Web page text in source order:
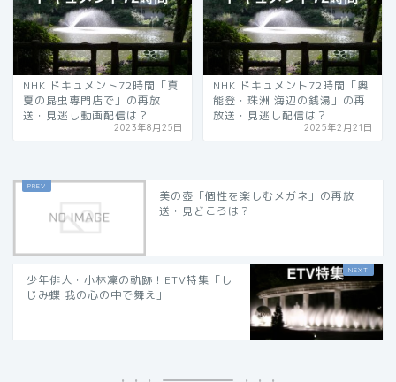
NHK ドキュメント72時間「真
夏の昆虫専門店で」の再放
送・見逃し動画配信は？
2023年8月25日
NHK ドキュメント72時間「奥
能登・珠洲 海辺の銭湯」の再
放送・見逃し配信は？
2025年2月21日
美の壺「個性を楽しむメガネ」の再放
送・見どころは？
少年俳人・小林凜の軌跡！ETV特集「し
じみ蝶 我の心の中で舞え」